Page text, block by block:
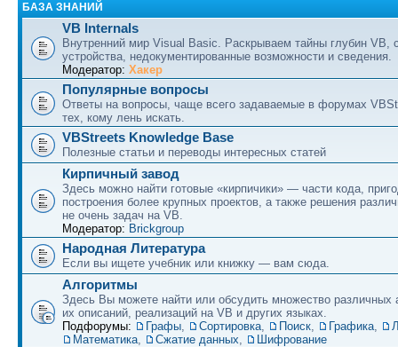
БАЗА ЗНАНИЙ
VB Internals
Внутренний мир Visual Basic. Раскрываем тайны глубин VB,
устройства, недокументированные возможности и сведения.
Модератор: Хакер
Популярные вопросы
Ответы на вопросы, чаще всего задаваемые в форумах
тех, кому лень искать.
VBStreets Knowledge Base
Полезные статьи и переводы интересных статей
Кирпичный завод
Здесь можно найти готовые «кирпичики» — части кода,
построения более крупных проектов, а также решения
не очень задач на VB.
Модератор: Brickgroup
Народная Литература
Если вы ищете учебник или книжку — вам сюда.
Алгоритмы
Здесь Вы можете найти или обсудить множество различных
их описаний, реализаций на VB и других языках.
Подфорумы:
Графы, Сортировка, Поиск, Графика,
Математика, Сжатие данных, Шифрование